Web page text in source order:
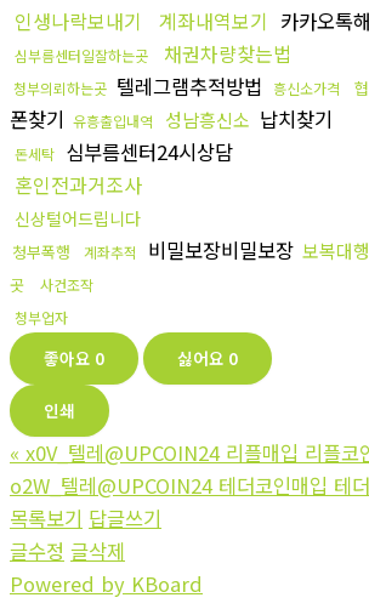
인생나락보내기
계좌내역보기 카카오톡
심부름센터일잘하는곳 채권차량찾는법
청부의뢰하는곳 텔레그램추적방법 흥신소가격
폰찾기 유흥출입내역 성남흥신소 납치찾기
돈세탁 심부름센터24시상담
혼인전과거조사
신상털어드립니다
청부폭행 계좌추적 비밀보장비밀보장 보복대행
곳
사건조작
청부업자
좋아요 0 싫어요 0
인쇄
« x0V_텔레@UPCOIN24 리플매입 리플코
o2W_텔레@UPCOIN24 테더코인매입 테
목록보기 답글쓰기
글수정 글삭제
Powered by KBoard